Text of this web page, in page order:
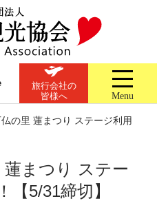
旅行会社の
皆様へ
Menu
の里 蓮まつり ステージ利用
まつり ステー
【5/31締切】